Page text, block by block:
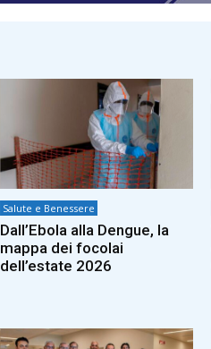
Salute e Benessere
Dall’Ebola alla Dengue, la
mappa dei focolai
dell’estate 2026